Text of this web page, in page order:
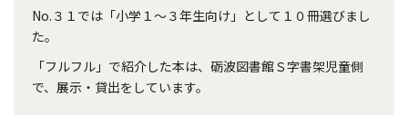
No.３１では「小学１～３年生向け」として１０冊選びまし
た。
「フルフル」で紹介した本は、砺波図書館Ｓ字書架児童側
で、展示・貸出をしています。